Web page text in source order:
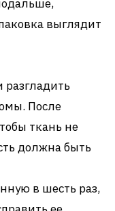
выглядит
После
ткань не
должна быть
в шесть раз,